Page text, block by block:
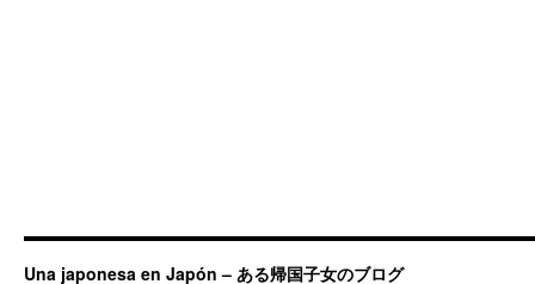
Una japonesa en Japón – ある帰国子女のブログ